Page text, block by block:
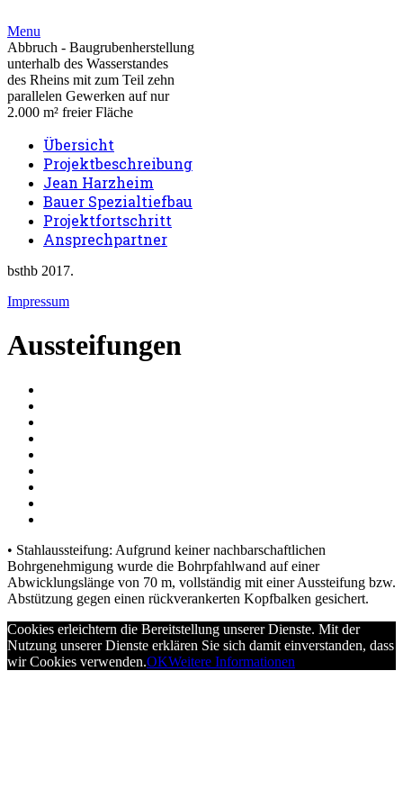
Menu
Abbruch - Baugrubenherstellung
unterhalb des Wasserstandes
des Rheins mit zum Teil zehn
parallelen Gewerken auf nur
2.000 m² freier Fläche
Übersicht
Projektbeschreibung
Jean Harzheim
Bauer Spezialtiefbau
Projektfortschritt
Ansprechpartner
bsthb 2017.
Impressum
Aussteifungen
• Stahlaussteifung: Aufgrund keiner nachbarschaftlichen
Bohrgenehmigung wurde die Bohrpfahlwand auf einer
Abwicklungslänge von 70 m, vollständig mit einer Aussteifung bzw.
Abstützung gegen einen rückverankerten Kopfbalken gesichert.
Cookies erleichtern die Bereitstellung unserer Dienste. Mit der
Nutzung unserer Dienste erklären Sie sich damit einverstanden, dass
wir Cookies verwenden.OKWeitere Informationen